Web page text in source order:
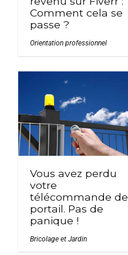
Comment cela se
passe ?
Orientation professionnel
Vous avez perdu
votre
télécommande de
portail. Pas de
panique !
Bricolage et Jardin